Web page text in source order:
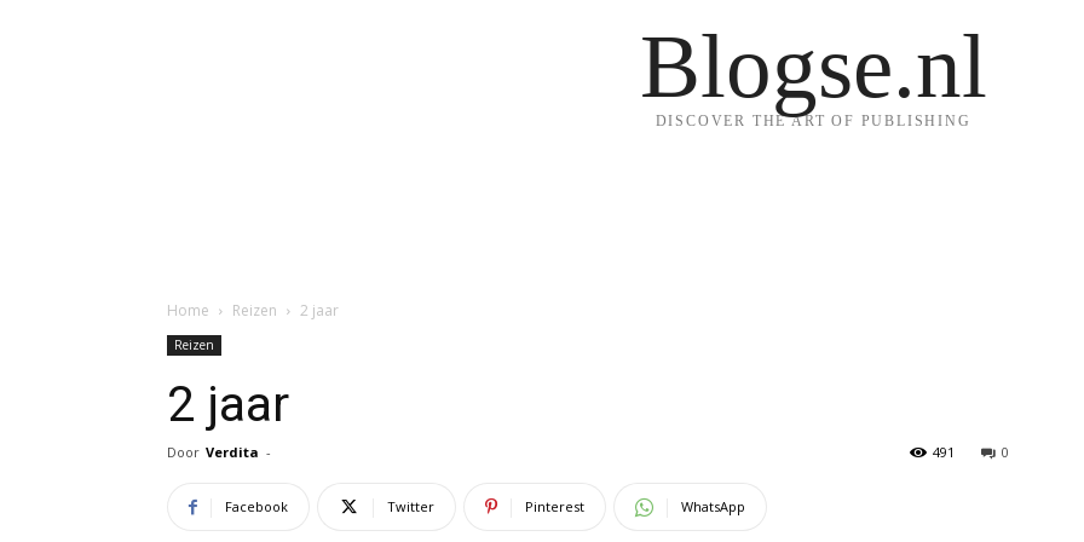
Blogse.nl
DISCOVER THE ART OF PUBLISHING
Home Reizen 2 jaar
Reizen
2 jaar
Door Verdita - 0
491
Facebook Twitter Pinterest WhatsApp